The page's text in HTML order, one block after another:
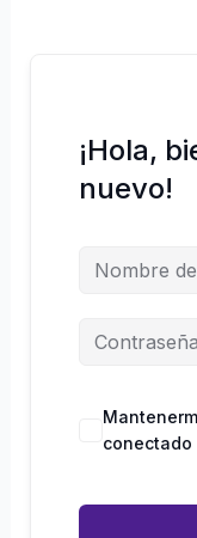
¡Hola,
nuevo!
conectado